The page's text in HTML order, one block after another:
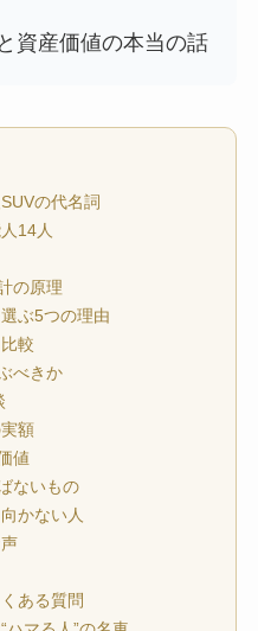
資産価値の本当の話
の代名詞
14人
の原理
ぶ5つの理由
較
べきか
額
値
ないもの
かない人
ある質問